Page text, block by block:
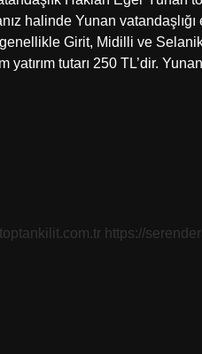
halinde Yunan
Girit, Midilli ve
tutarı 250 TL’dir.
https://